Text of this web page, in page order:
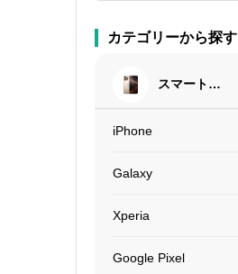
カテゴリーから探す
スマートフ
iPhone
Galaxy
Xperia
Google Pixel